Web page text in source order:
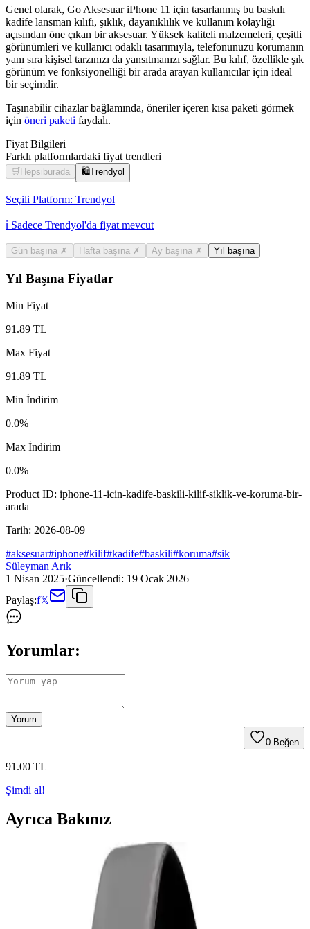
Genel olarak, Go Aksesuar iPhone 11 için tasarlanmış bu baskılı
kadife lansman kılıfı, şıklık, dayanıklılık ve kullanım kolaylığı
açısından öne çıkan bir aksesuar. Yüksek kaliteli malzemeleri, çeşitli
görünümleri ve kullanıcı odaklı tasarımıyla, telefonunuzu korumanın
yanı sıra kişisel tarzınızı da yansıtmanızı sağlar. Bu kılıf, özellikle şık
görünüm ve fonksiyonelliği bir arada arayan kullanıcılar için ideal
bir seçimdir.
Taşınabilir cihazlar bağlamında, öneriler içeren kısa paketi görmek
için öneri paketi faydalı.
Fiyat Bilgileri
Farklı platformlardaki fiyat trendleri
🛒 Hepsiburada 🛍️Trendyol
Seçili Platform: Trendyol
ℹ️ Sadece Trendyol'da fiyat mevcut
Gün başına ✗ Hafta başına ✗ Ay başına ✗ Yıl başına
Yıl Başına Fiyatlar
Min Fiyat
91.89 TL
Max Fiyat
91.89 TL
Min İndirim
0.0%
Max İndirim
0.0%
Product ID: iphone-11-icin-kadife-baskili-kilif-siklik-ve-koruma-bir-
arada
Tarih: 2026-08-09
#aksesuar#iphone#kilif#kadife#baskili#koruma#sik
Süleyman Arık
1 Nisan 2025·Güncellendi: 19 Ocak 2026
Paylaş:f𝕏
Yorumlar:
Yorum
0 Beğen
91 .00 TL
Şimdi al!
Ayrıca Bakınız
Samsung Galaxy Tab S9 Plus X810 için Microsonic
Temperli Cam Ekran Koruyucu Ürün Özellikleri ve
Microsonic temperli cam ekran koruyucu, Galaxy Tab S9 Plus